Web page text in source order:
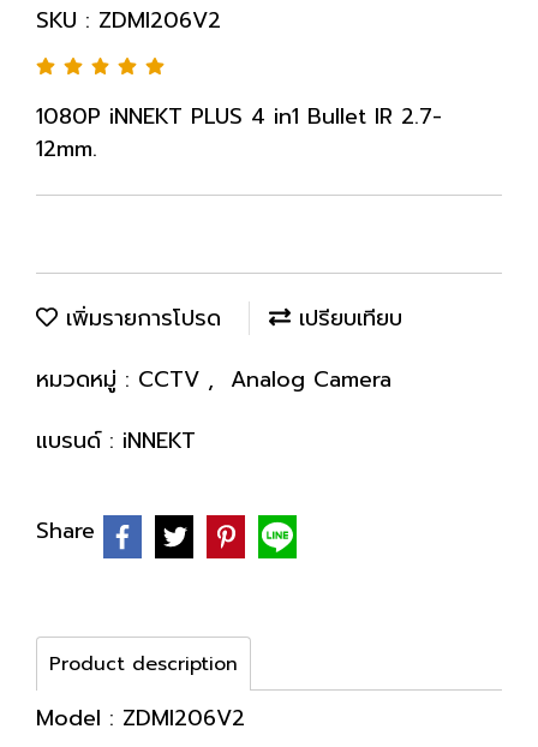
SKU : ZDMI206V2
1080P iNNEKT PLUS 4 in1 Bullet IR 2.7-
12mm.
เพิ่มรายการโปรด
เปรียบเทียบ
หมวดหมู่ : CCTV , Analog Camera
แบรนด์ : iNNEKT
Share
Product description
Model : ZDMI206V2